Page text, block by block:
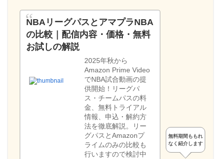
NBAリーグパスとアマプラNBA
の比較｜配信内容・価格・無料
お試しの解説
2025年秋から
Amazon Prime Video
でNBA試合動画の提
供開始！リーグパ
ス・チームパスの料
金、無料トライアル
情報、申込・解約方
法を徹底解説。リー
グパスとAmazonプ
ライムのみの比較も
行いますので検討中
無料期間ももれ
なく紹介します